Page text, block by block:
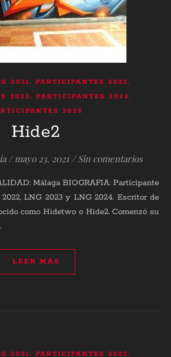
2021, PARTICIPANTES 2022,
2023, PARTICIPANTES 2024,
2025
Hide2
/ mayo 23, 2021 / Sin comentarios
LNG 2023 y LNG 2024. Escritor de
como Hidetwo o Hide2. Comenzó su
LEER MÁS
2021, PARTICIPANTES 2022,